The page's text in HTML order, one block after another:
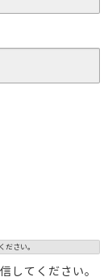
さい。
してください。